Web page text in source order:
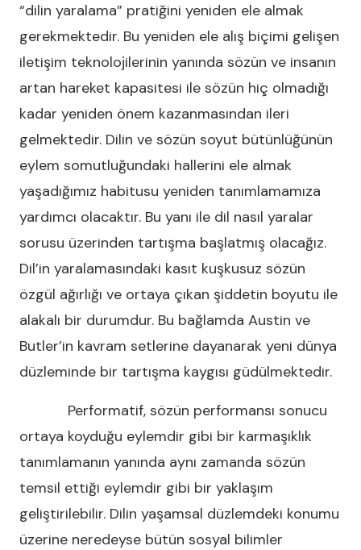
“dilin yaralama” pratiğini yeniden ele almak
gerekmektedir. Bu yeniden ele alış biçimi gelişen
iletişim teknolojilerinin yanında sözün ve insanın
artan hareket kapasitesi ile sözün hiç olmadığı
kadar yeniden önem kazanmasından ileri
gelmektedir. Dilin ve sözün soyut bütünlüğünün
eylem somutluğundaki hallerini ele almak
yaşadığımız habitusu yeniden tanımlamamıza
yardımcı olacaktır. Bu yanı ile dil nasıl yaralar
sorusu üzerinden tartışma başlatmış olacağız.
Dil’in yaralamasındaki kasıt kuşkusuz sözün
özgül ağırlığı ve ortaya çıkan şiddetin boyutu ile
alakalı bir durumdur. Bu bağlamda Austin ve
Butler’in kavram setlerine dayanarak yeni dünya
düzleminde bir tartışma kaygısı güdülmektedir.
Performatif, sözün performansı sonucu
ortaya koyduğu eylemdir gibi bir karmaşıklık
tanımlamanın yanında aynı zamanda sözün
temsil ettiği eylemdir gibi bir yaklaşım
geliştirilebilir. Dilin yaşamsal düzlemdeki konumu
üzerine neredeyse bütün sosyal bilimler